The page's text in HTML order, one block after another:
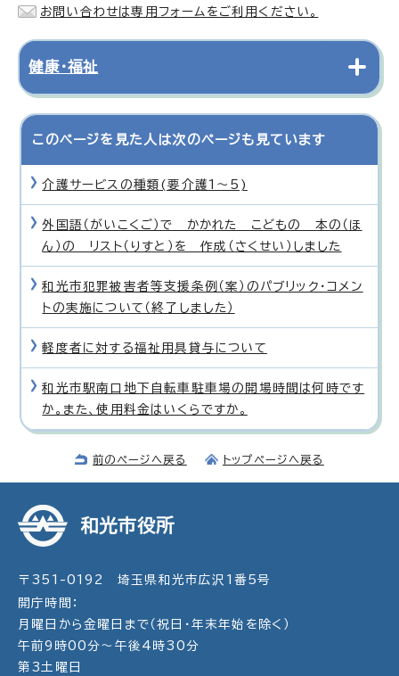
お問い合わせは専用フォームをご利用ください。
健康・福祉
このページを見た人は次のページも見ています
介護サービスの種類(要介護1〜5)
外国語（がいこくご）で かかれた こどもの 本の（ほ
ん）の リスト（りすと）を 作成（さくせい）しました
和光市犯罪被害者等支援条例（案）のパブリック・コメン
トの実施について（終了しました）
軽度者に対する福祉用具貸与について
和光市駅南口地下自転車駐車場の開場時間は何時です
か。また、使用料金はいくらですか。
前のページへ戻る トップページへ戻る
和光市役所
〒351-0192 埼玉県和光市広沢1番5号
開庁時間：
月曜日から金曜日まで（祝日・年末年始を除く）
午前9時00分～午後4時30分
第3土曜日